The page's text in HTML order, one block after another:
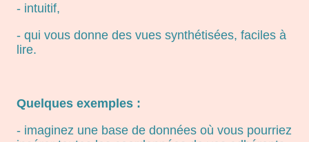
- intuitif,
- qui vous donne des vues synthétisées, faciles à
lire.
Quelques exemples :
- imaginez une base de données où vous pourriez